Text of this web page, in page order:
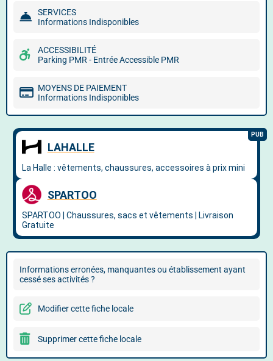
SERVICES
Informations Indisponibles
ACCESSIBILITÉ
Parking PMR - Entrée Accessible PMR
MOYENS DE PAIEMENT
Informations Indisponibles
Informations erronées, manquantes ou établissement ayant
cessé ses activités ?
Modifier cette fiche locale
Supprimer cette fiche locale